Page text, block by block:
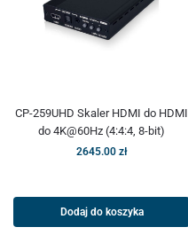
CP-259UHD Skaler HDMI do HDMI
do 4K@60Hz (4:4:4, 8-bit)
2645.00 zł
Dodaj do koszyka